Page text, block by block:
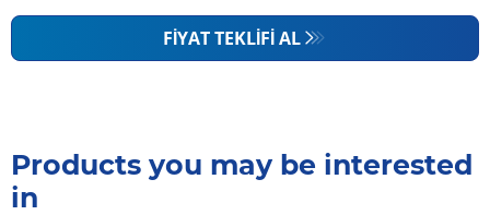
FIYAT TEKLIFI AL
Products you may be interested
in